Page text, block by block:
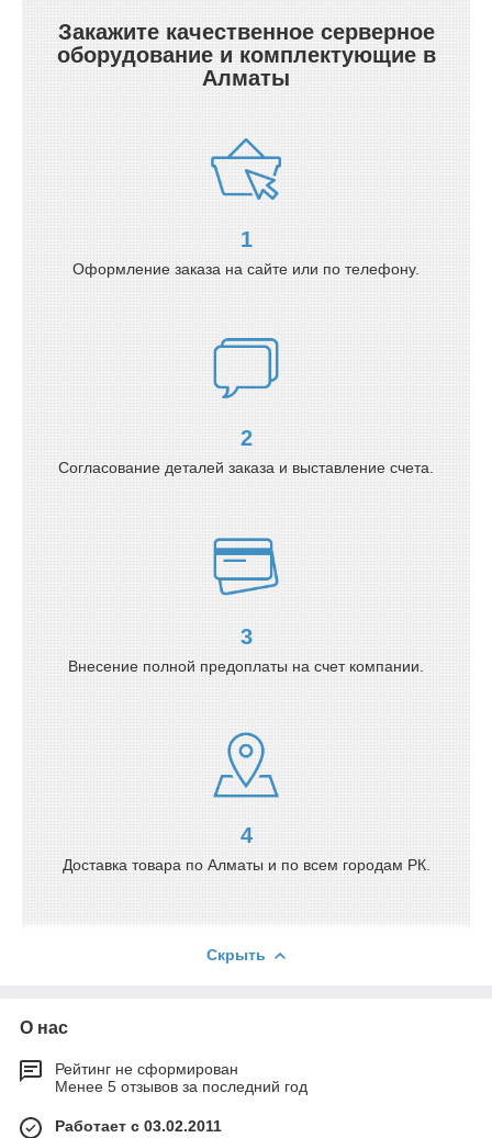
Закажите качественное серверное
оборудование и комплектующие в
Алматы
1
Оформление заказа на сайте или по телефону.
2
Согласование деталей заказа и выставление счета.
3
Внесение полной предоплаты на счет компании.
4
Доставка товара по Алматы и по всем городам РК.
Скрыть
О нас
Рейтинг не сформирован
Менее 5 отзывов за последний год
Работает с 03.02.2011